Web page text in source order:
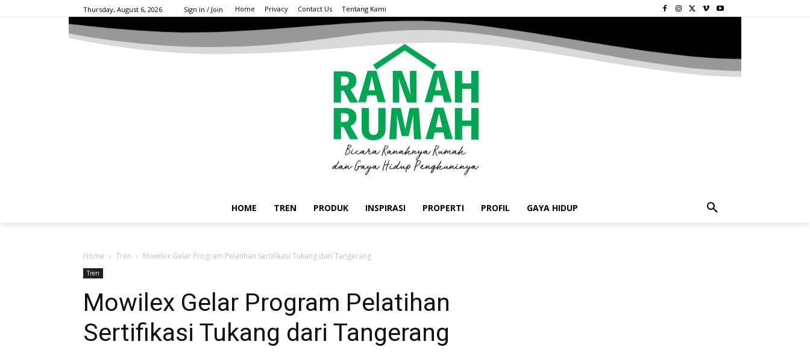
Thursday, August 6, 2026 Sign in / Join Home Privacy Contact Us Tentang Kami
HOME TREN PRODUK INSPIRASI PROPERTI PROFIL GAYA HIDUP
Home Tren Mowilex Gelar Program Pelatihan Sertifikasi Tukang dari Tangerang
Tren
Mowilex Gelar Program Pelatihan
Sertifikasi Tukang dari Tangerang